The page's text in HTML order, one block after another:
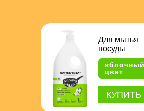
Для мытья
посуды
КУПИТЬ
яблочный
цвет